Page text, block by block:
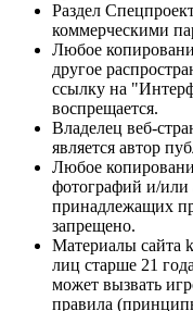
Раздел
коммерческими
Любое
другое
ссылку на
воспрещается.
Владелец веб-
является автор
Любое
фотографий и/или
принадлежащих
запрещено.
Материалы сайта
лиц старше 21
может вызвать
правила